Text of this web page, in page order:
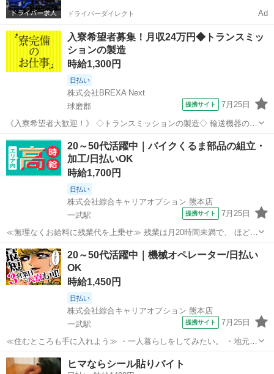
ドライバーダイレクト Ad
入寮希望者募集！月収24万円◆トランスミッ
ションの製造
時給1,300円
日払い
株式会社BREXA Next
球磨郡
提携サイト 7月25日
《入寮希望者大歓迎！》 ◇トランスミッションの製造◇ 輸送機器の部
品の製造工場になります。 【作業内容】 ・機械操作のマシンオペレー
ター ・その他付随作業 ※試用期間(2週間)時給変動なし 【月収例】24
万～26万円...
熊本 球磨郡
20～50代活躍中｜バイクくるま部品の組立・
加工/日払いOK
時給1,700円
日払い
株式会社綜合キャリアオプション 熊本店
一武駅
提携サイト 7月25日
≪無理なくお給料に残業代を上乗せ≫ 残業は月20時間未満で、 ほどよ
く稼げます♪ ≪機能的な制服アリ≫ 制服があるので、 毎日の服装の悩
み解消♪ ≪未経験の方も大カンゲイ≫ 新しいことにチャレンジするの
は不安だけど、 しっか...
熊本 球磨郡 一武駅 工場
20～50代活躍中｜機械オペレーター/日払い
OK
時給1,450円
日払い
株式会社綜合キャリアオプション 熊本店
一武駅
提携サイト 7月25日
≪住むところも手に入れよう≫ ・一人暮らしをしてみたい。 ・地元か
ら出て新しい場所で働いてみたい。 ・すぐに働けて稼げる仕事がした
い。 そんな方にピッタリな「寮完備」のお仕事です！ 赴任地までの交
熊本 球磨郡 一武駅 工場
ヒマならシール貼りバイト